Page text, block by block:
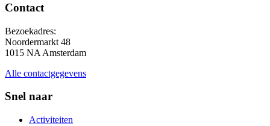
Contact
Bezoekadres:
Noordermarkt 48
1015 NA Amsterdam
Alle contactgegevens
Snel naar
Activiteiten